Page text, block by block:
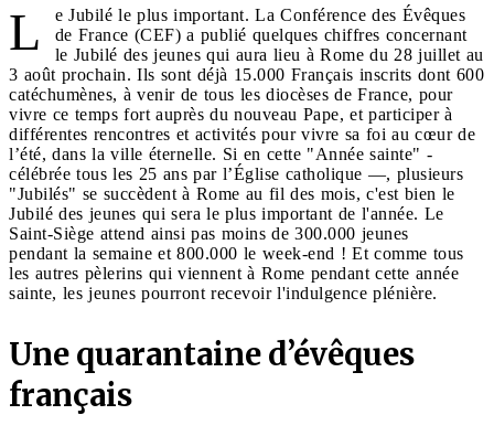
L
e Jubilé le plus important. La Conférence des Évêques
de France (CEF) a publié quelques chiffres concernant
le Jubilé des jeunes qui aura lieu à Rome du 28 juillet au
3 août prochain. Ils sont déjà 15.000 Français inscrits dont 600
catéchumènes, à venir de tous les diocèses de France, pour
vivre ce temps fort auprès du nouveau Pape, et participer à
différentes rencontres et activités pour vivre sa foi au cœur de
l’été, dans la ville éternelle. Si en cette "Année sainte" -
célébrée tous les 25 ans par l’Église catholique —, plusieurs
"Jubilés" se succèdent à Rome au fil des mois, c'est bien le
Jubilé des jeunes qui sera le plus important de l'année. Le
Saint-Siège attend ainsi pas moins de 300.000 jeunes
pendant la semaine et 800.000 le week-end ! Et comme tous
les autres pèlerins qui viennent à Rome pendant cette année
sainte, les jeunes pourront recevoir l'indulgence plénière.
Une quarantaine d’évêques
français